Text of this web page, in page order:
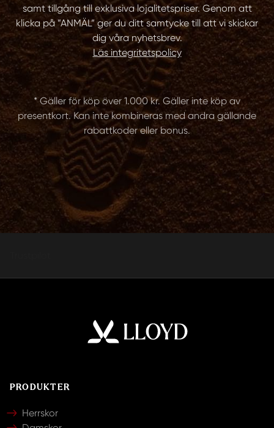
samt tillgång till exklusiva lojalitetspriser. Genom att
klicka på ”ANMÄL” ger du ditt samtycke till att vi skickar
dig våra nyhetsbrev.
Läs integritetspolicy
* Gäller för köp över 1.000 kr. Gäller inte köp av
presentkort. Kan inte kombineras med andra gällande
rabattkoder eller bonus.
PRODUKTER
Herrskor